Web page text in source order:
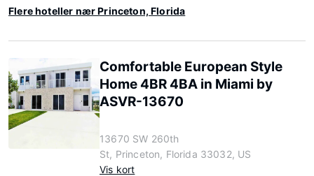
Flere hoteller nær Princeton, Florida
Comfortable European Style
Home 4BR 4BA in Miami by
ASVR-13670
13670 SW 260th
St, Princeton, Florida 33032, US
Vis kort